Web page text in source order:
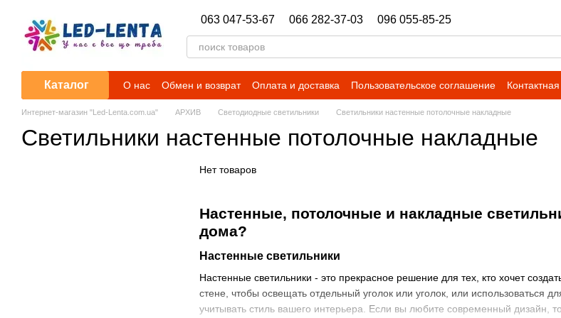
063 047-53-67 066 282-37-03 096 055-85-25
Каталог О нас Обмен и возврат Оплата и доставка Пользовательское соглашение
Гарантийные обязательства
Новости
Интернет-магазин "Led-Lenta.com.ua" АРХИВ Светодиодные светильники Светильники настенные потолочные накладные
Светильники настенные потолочные накладные
Настенные, потолочные и накладные
дома?
Настенные светильники
Настенные светильники - это прекрасное решение для тех, кто хочет
стене, чтобы освещать отдельный уголок или уголок, или
учитывать стиль вашего интерьера. Если вы любите современный дизайн,
Нет товаров